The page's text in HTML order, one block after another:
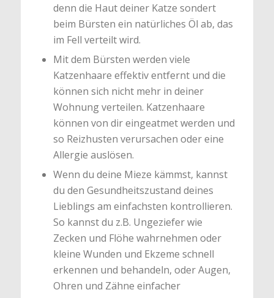
denn die Haut deiner Katze sondert
beim Bürsten ein natürliches Öl ab, das
im Fell verteilt wird.
Mit dem Bürsten werden viele
Katzenhaare effektiv entfernt und die
können sich nicht mehr in deiner
Wohnung verteilen. Katzenhaare
können von dir eingeatmet werden und
so Reizhusten verursachen oder eine
Allergie auslösen.
Wenn du deine Mieze kämmst, kannst
du den Gesundheitszustand deines
Lieblings am einfachsten kontrollieren.
So kannst du z.B. Ungeziefer wie
Zecken und Flöhe wahrnehmen oder
kleine Wunden und Ekzeme schnell
erkennen und behandeln, oder Augen,
Ohren und Zähne einfacher